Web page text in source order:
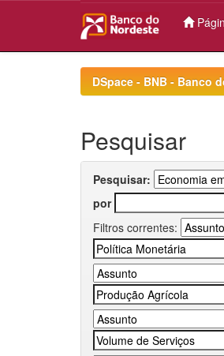
DSpace - BNB - Banco
Pesquisar
Pesquisar:
por
Filtros correntes: